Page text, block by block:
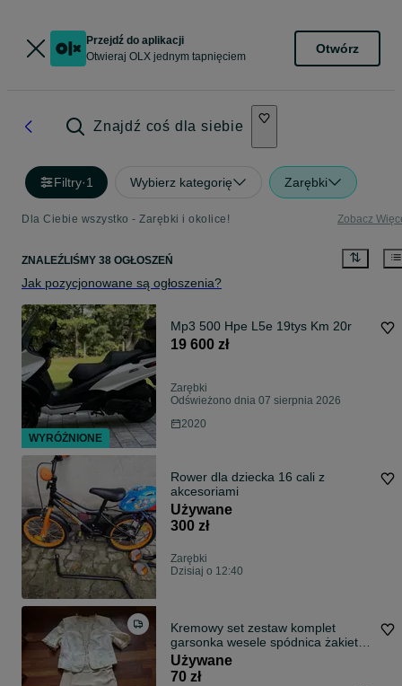
Przejdź do aplikacji
Otwieraj OLX jednym tapnięciem
Otwórz
Znajdź coś dla siebie
Filtry·1 Wybierz kategorię Zarębki
Dla Ciebie wszystko - Zarębki i okolice! Zobacz
ZNALEŹLIŚMY 38 OGŁOSZEŃ
Jak pozycjonowane są ogłoszenia?
Mp3 500 Hpe L5e 19tys Km 20r
19 600 zł
Zarębki
Odświeżono dnia 07 sierpnia 2026
2020
Rower dla dziecka 16 cali z
akcesoriami
Używane
300 zł
Zarębki
Dzisiaj o 12:40
Kremowy set zestaw komplet
garsonka wesele spódnica żakiet
top
Używane
70 zł
WYRÓŻNIONE